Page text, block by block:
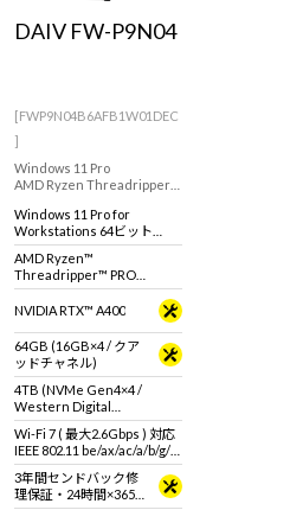
DAIV FW-P9N04
[FWP9N04B6AFB1W01DEC
]
Windows 11 Pro
AMD Ryzen Threadripper
NVIDIA RTX A400を搭載した
クリエイティブ向けワーク
ステーション。
Windows 11 Pro for
Workstations 64ビット
(DSP)
AMD Ryzen™
Threadripper™ PRO
9995WX プロセッサ
NVIDIA RTX™ A400
64GB (16GB×4 / クア
ッドチャネル)
4TB (NVMe Gen4×4 /
Western Digital
WD_BLACK SN850X)
Wi-Fi 7 ( 最大2.6Gbps ) 対応
IEEE 802.11 be/ax/ac/a/b/g/n
準拠 ＋ Bluetooth 5内蔵
3年間センドバック修
理保証・24時間×365